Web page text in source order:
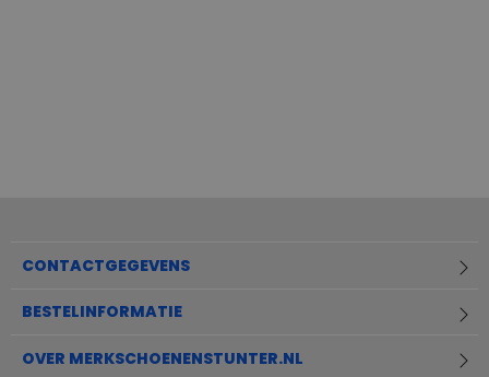
CONTACTGEGEVENS
BESTELINFORMATIE
OVER MERKSCHOENENSTUNTER.NL